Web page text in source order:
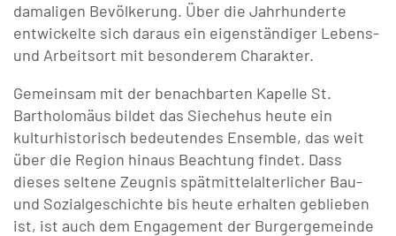
Webcam Burgdorf
Kontakte
Webseite
Dienstleistungen
Wissenswertes
Handfeste von 1273
Galerie
Kontakt
ENGAGEMENT
Kulturförderung
Sportförderung
Beitragsgesuche
Aktuelle Projekte
damaligen Bevölkerung. Über die Jahrhunderte
entwickelte sich daraus ein eigenständiger Lebens-
und Arbeitsort mit besonderem Charakter.
Gemeinsam mit der benachbarten Kapelle St.
Bartholomäus bildet das Siechehus heute ein
kulturhistorisch bedeutendes Ensemble, das weit
über die Region hinaus Beachtung findet. Dass
dieses seltene Zeugnis spätmittelalterlicher Bau-
und Sozialgeschichte bis heute erhalten geblieben
ist, ist auch dem Engagement der Burgergemeinde